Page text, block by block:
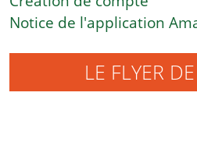
Notice de l'application
LE FLYER